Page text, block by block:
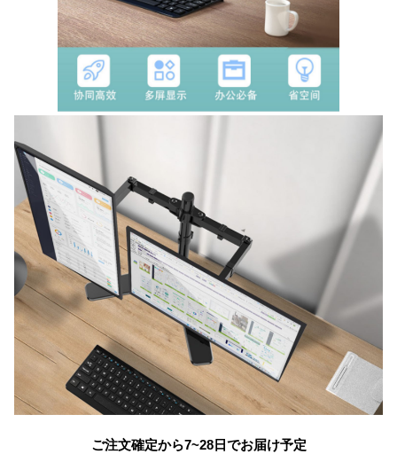
ご注文確定から7~28日でお届け予定